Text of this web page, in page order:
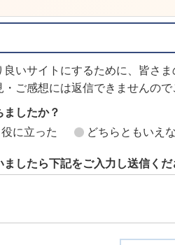
いサイトにするために、皆さ
ご感想には返信できませんので
したか？
役に立った どちらともいえ
したら下記をご入力し送信くだ